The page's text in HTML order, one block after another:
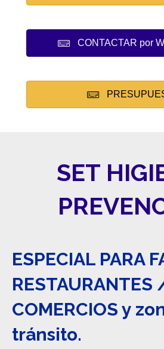
CONTACTAR por
SET
ESPECIAL PARA
RESTAURANTES
COMERCIOS y
tránsito.